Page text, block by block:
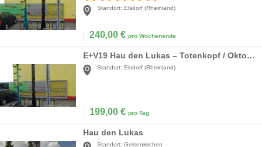
Standort: Elsdorf (Rheinland)
240,00 € pro Wochenende
E+V19 Hau den Lukas – Totenkopf / Oktoberfest / Standard
Standort: Elsdorf (Rheinland)
199,00 € pro Tag
Hau den Lukas
Standort: Gelsenkirchen